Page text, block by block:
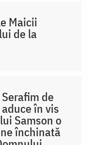
Maicii
de la
de
în vis
Samson o
închinată